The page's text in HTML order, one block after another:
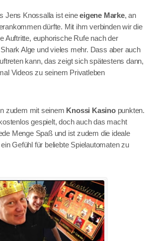
Jens Knossalla ist eineeigene Marke, an
dürfte. Mit ihm verbinden wir die
Auftritte, euphorische Rufe nach der
Alge und vieles mehr. Dass aber auch
kann, das zeigt sich spätestens dann,
Videos zu seinem Privatleben
zudem mit seinem Knossi Kasinopunkten.
gespielt, doch auch das macht
Menge Spaß und ist zudem die ideale
Gefühl für beliebte Spielautomaten zu